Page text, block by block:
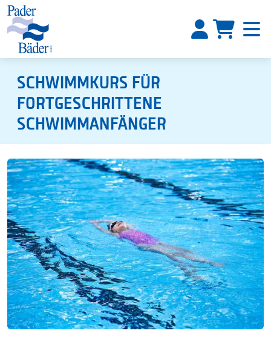
SCHWIMMKURS FÜR
FORTGESCHRITTENE
SCHWIMMANFÄNGER